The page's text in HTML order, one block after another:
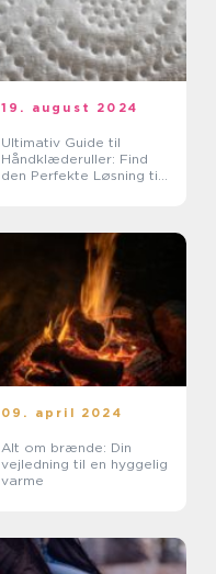
19. august 2024
Ultimativ Guide til
Håndklæderuller: Find
den Perfekte Løsning til
09. april 2024
Alt om brænde: Din
vejledning til en hyggelig
varme